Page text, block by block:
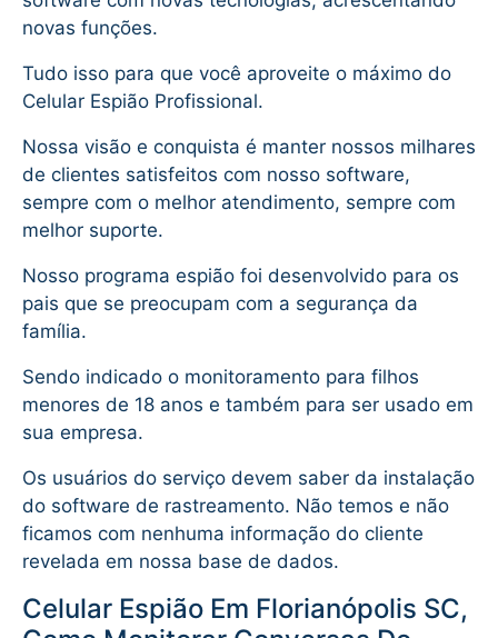
novas funções.
Tudo isso para que você aproveite o máximo do
Celular Espião Profissional.
Nossa visão e conquista é manter nossos milhares
de clientes satisfeitos com nosso software,
sempre com o melhor atendimento, sempre com
melhor suporte.
Nosso programa espião foi desenvolvido para os
pais que se preocupam com a segurança da
família.
Sendo indicado o monitoramento para filhos
menores de 18 anos e também para ser usado em
sua empresa.
Os usuários do serviço devem saber da instalação
do software de rastreamento. Não temos e não
ficamos com nenhuma informação do cliente
revelada em nossa base de dados.
Celular Espião Em Florianópolis SC,